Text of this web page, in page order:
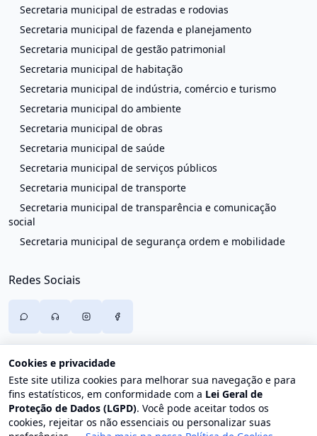
Secretaria municipal de estradas e rodovias
Secretaria municipal de fazenda e planejamento
Secretaria municipal de gestão patrimonial
Secretaria municipal de habitação
Secretaria municipal de indústria, comércio e turismo
Secretaria municipal do ambiente
Secretaria municipal de obras
Secretaria municipal de saúde
Secretaria municipal de serviços públicos
Secretaria municipal de transporte
Secretaria municipal de transparência e comunicação
social
Secretaria municipal de segurança ordem e mobilidade
Redes Sociais
Cookies e privacidade
Este site utiliza cookies para melhorar sua navegação e para
fins estatísticos, em conformidade com a Lei Geral de
Proteção de Dados (LGPD). Você pode aceitar todos os
cookies, rejeitar os não essenciais ou personalizar suas